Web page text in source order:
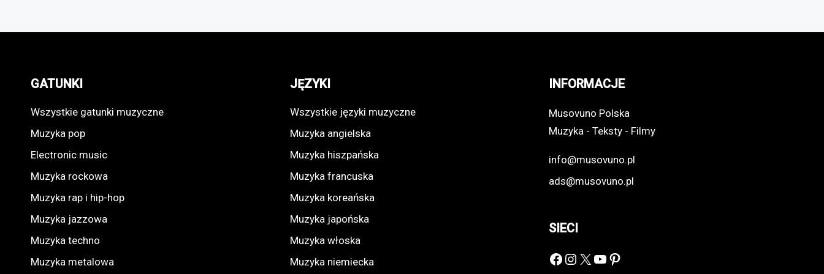
GATUNKI
Wszystkie gatunki muzyczne
Muzyka pop
Electronic music
Muzyka rockowa
Muzyka rap i hip-hop
Muzyka jazzowa
Muzyka techno
Muzyka metalowa
JĘZYKI
Wszystkie języki muzyczne
Muzyka angielska
Muzyka hiszpańska
Muzyka francuska
Muzyka koreańska
Muzyka japońska
Muzyka włoska
Muzyka niemiecka
INFORMACJE
Musovuno Polska
Muzyka - Teksty - Filmy
info@musovuno.pl
ads@musovuno.pl
SIECI
Facebook
Instagram
X YouTube
Pinterest